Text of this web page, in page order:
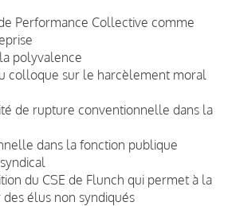
Performance Collective comme
polyvalence
colloque sur le harcèlement moral
de rupture conventionnelle dans la
dans la fonction publique
du CSE de Flunch qui permet à la
élus non syndiqués